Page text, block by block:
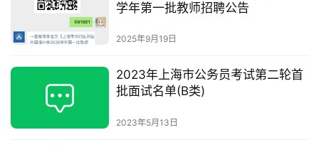
学年第一批教师招聘公告
2025年9月19日
2023年上海市公务员考试第二轮首
批面试名单(B类)
2023年5月13日